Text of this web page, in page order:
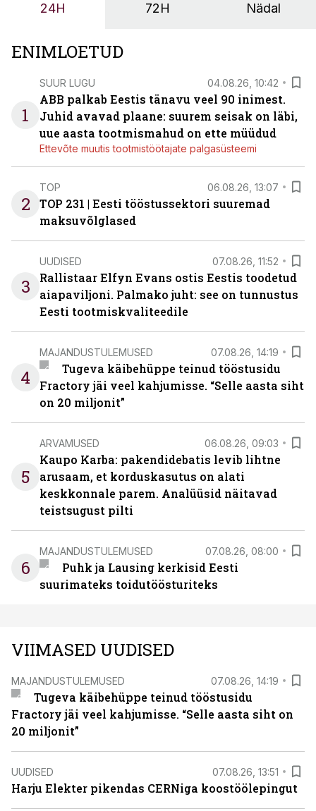
OÜ tegevjuht Sander Mitendorf.
24H 72H Nädal
ENIMLOETUD
1
SUUR LUGU 04.08.26, 10:42
ABB palkab Eestis tänavu veel 90 inimest.
Juhid avavad plaane: suurem seisak on läbi,
uue aasta tootmismahud on ette müüdud
Ettevõte muutis tootmistöötajate palgasüsteemi
2
TOP 06.08.26, 13:07
TOP 231 | Eesti tööstussektori suuremad
maksuvõlglased
3
UUDISED 07.08.26, 11:52
Rallistaar Elfyn Evans ostis Eestis toodetud
aiapaviljoni. Palmako juht: see on tunnustus
Eesti tootmiskvaliteedile
4
MAJANDUSTULEMUSED 07.08.26, 14:19
Tugeva käibehüppe teinud tööstusidu
Fractory jäi veel kahjumisse. “Selle aasta siht
on 20 miljonit”
5
ARVAMUSED 06.08.26, 09:03
Kaupo Karba: pakendidebatis levib lihtne
arusaam, et korduskasutus on alati
keskkonnale parem. Analüüsid näitavad
teistsugust pilti
6
MAJANDUSTULEMUSED 07.08.26, 08:00
Puhk ja Lausing kerkisid Eesti
suurimateks toidutöösturiteks
VIIMASED UUDISED
MAJANDUSTULEMUSED 07.08.26, 14:19
Tugeva käibehüppe teinud tööstusidu
Fractory jäi veel kahjumisse. “Selle aasta siht on
20 miljonit”
UUDISED 07.08.26, 13:51
Harju Elekter pikendas CERNiga koostöölepingut